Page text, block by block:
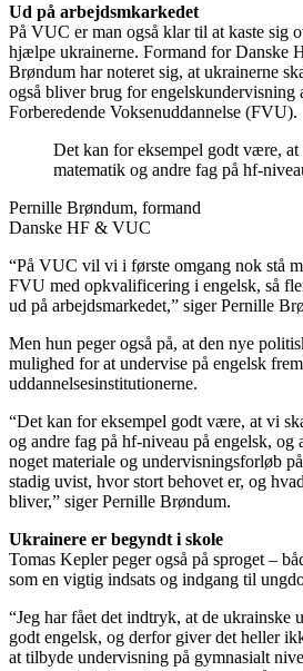
Ud på arbejdsmkarkedet
På VUC er man også klar til at kaste sig
hjælpe ukrainerne. Formand for Danske
Brøndum har noteret sig, at ukrainerne
også bliver brug for engelskundervisning
Forberedende Voksenuddannelse (FVU).
Det kan for eksempel godt være,
matematik og andre fag på hf-
Pernille Brøndum, formand
Danske HF & VUC
“På VUC vil vi i første omgang nok stå
FVU med opkvalificering i engelsk, så
ud på arbejdsmarkedet,” siger Pernille
Men hun peger også på, at den nye
mulighed for at undervise på engelsk
uddannelsesinstitutionerne.
“Det kan for eksempel godt være, at vi
og andre fag på hf-niveau på engelsk,
noget materiale og undervisningsforløb
stadig uvist, hvor stort behovet er, og
bliver,” siger Pernille Brøndum.
Ukrainere er begyndt i skole
Tomas Kepler peger også på sproget –
som en vigtig indsats og indgang til
“Jeg har fået det indtryk, at de ukrainske
godt engelsk, og derfor giver det heller
at tilbyde undervisning på gymnasialt